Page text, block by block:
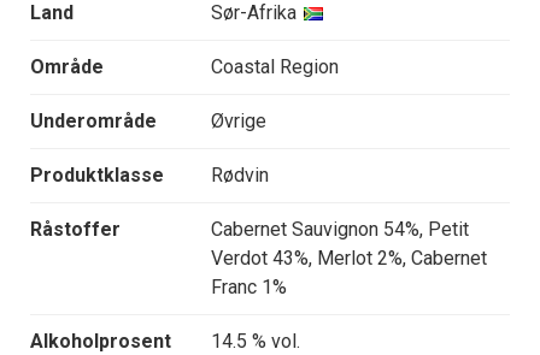
Land Sør-Afrika
Område Coastal Region
Underområde Øvrige
Produktklasse Rødvin
Råstoffer
Cabernet Sauvignon 54%, Petit
Verdot 43%, Merlot 2%, Cabernet
Franc 1%
Alkoholprosent 14.5 % vol.